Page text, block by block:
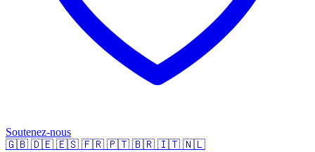
Soutenez-nous
🇬🇧 🇩🇪 🇪🇸 🇫🇷 🇵🇹 🇧🇷 🇮🇹 🇳🇱